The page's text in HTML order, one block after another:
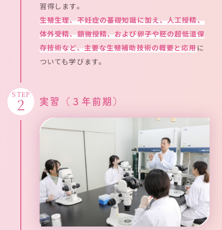
習得します。
生殖生理、不妊症の基礎知識に加え、人工授精、
体外受精、顕微授精、および卵子や胚の超低温保
存技術など、主要な生殖補助技術の概要と応用に
ついても学びます。
STEP
2 実習（３年前期）